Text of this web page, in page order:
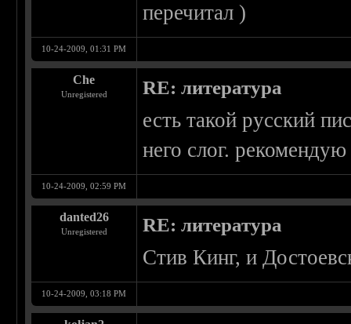
перечитал )
10-24-2009, 01:31 PM
Che
Unregistered RE: литература
есть такой русский
него слог.
10-24-2009, 02:59 PM
danted26
Unregistered RE: литература
Стив Кинг, и
10-24-2009, 03:18 PM